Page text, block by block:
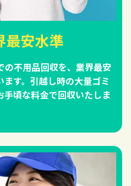
最安水準
の不用品回収を、業界最安
す。引越し時の大量ゴミ
手頃な料金で回収いたしま